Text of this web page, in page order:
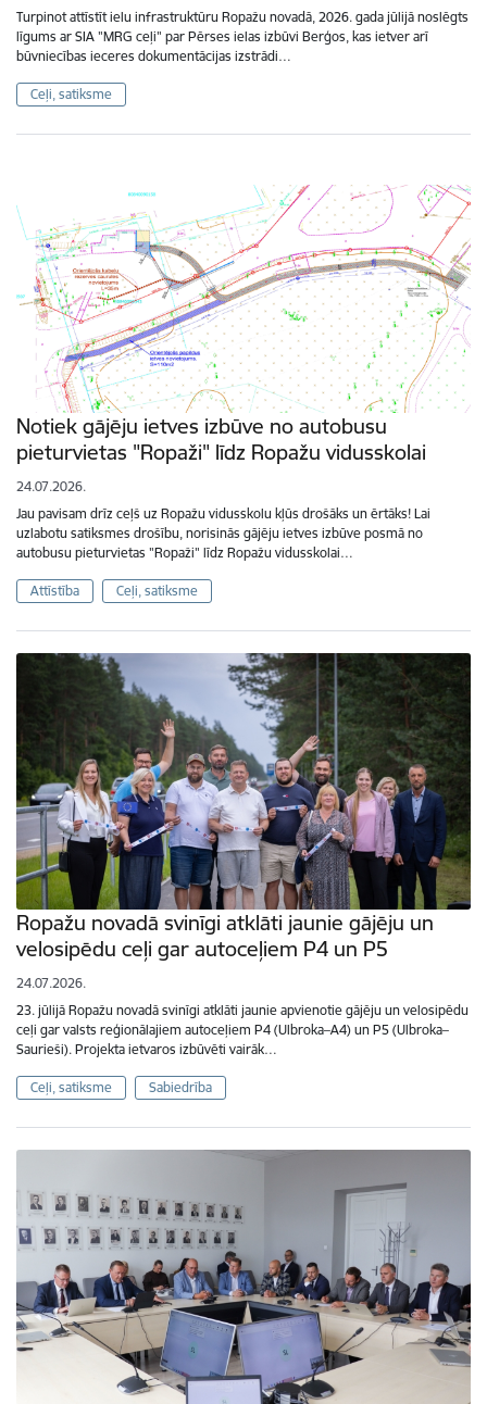
Turpinot attīstīt ielu infrastruktūru Ropažu novadā, 2026. gada jūlijā noslēgts
līgums ar SIA "MRG ceļi" par Pērses ielas izbūvi Berģos, kas ietver arī
būvniecības ieceres dokumentācijas izstrādi…
Ceļi, satiksme
Notiek gājēju ietves izbūve no autobusu
pieturvietas "Ropaži" līdz Ropažu vidusskolai
24.07.2026.
Jau pavisam drīz ceļš uz Ropažu vidusskolu kļūs drošāks un ērtāks! Lai
uzlabotu satiksmes drošību, norisinās gājēju ietves izbūve posmā no
autobusu pieturvietas "Ropaži" līdz Ropažu vidusskolai…
Attīstība Ceļi, satiksme
Ropažu novadā svinīgi atklāti jaunie gājēju un
velosipēdu ceļi gar autoceļiem P4 un P5
24.07.2026.
23. jūlijā Ropažu novadā svinīgi atklāti jaunie apvienotie gājēju un velosipēdu
ceļi gar valsts reģionālajiem autoceļiem P4 (Ulbroka–A4) un P5 (Ulbroka–
Saurieši). Projekta ietvaros izbūvēti vairāk…
Ceļi, satiksme Sabiedrība